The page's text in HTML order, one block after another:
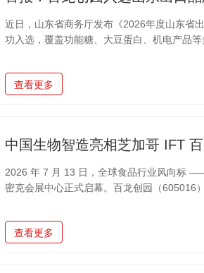
近日，山东省商务厅发布《2026年度山东省
功入选，覆盖功能糖、大豆蛋白、机电产品
品牌出海发展战略，产品远销70多个国家和
度合作，境内外多家核心海外客户签署有中
查看更多
2026 年 7 月 13 日，全球食品行业风向标
密克会展中心正式启幕。百龙创园（605016
品，吸引北美及全球食品研发、采购客商驻
本届 IFT FIRST 由美国食品技术协会 IFT
查看更多